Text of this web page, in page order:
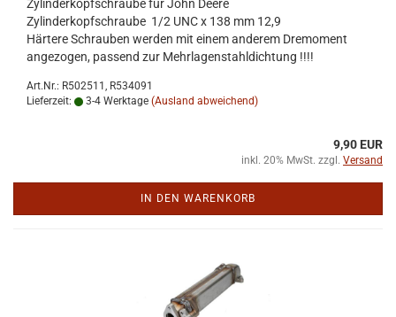
Zy­lin­der­kopf­schrau­be für John Deere
Zy­lin­der­kopf­schrau­be 1/2 UNC x 138 mm 12,9
Här­te­re Schrau­ben wer­den mit einem an­de­rem Dre­mo­ment
an­ge­zo­gen, pas­send zur Mehr­la­gen­stahl­dich­tung !!!!
Art.Nr.: R502511, R534091
Lieferzeit:
3-4 Werktage (Ausland abweichend)
9,90 EUR
inkl. 20% MwSt. zzgl. Versand
IN DEN WARENKORB